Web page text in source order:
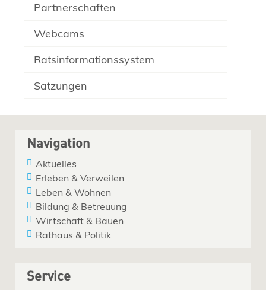
Partnerschaften
Webcams
Ratsinformationssystem
Satzungen
Navigation
Aktuelles
Erleben & Verweilen
Leben & Wohnen
Bildung & Betreuung
Wirtschaft & Bauen
Rathaus & Politik
Service